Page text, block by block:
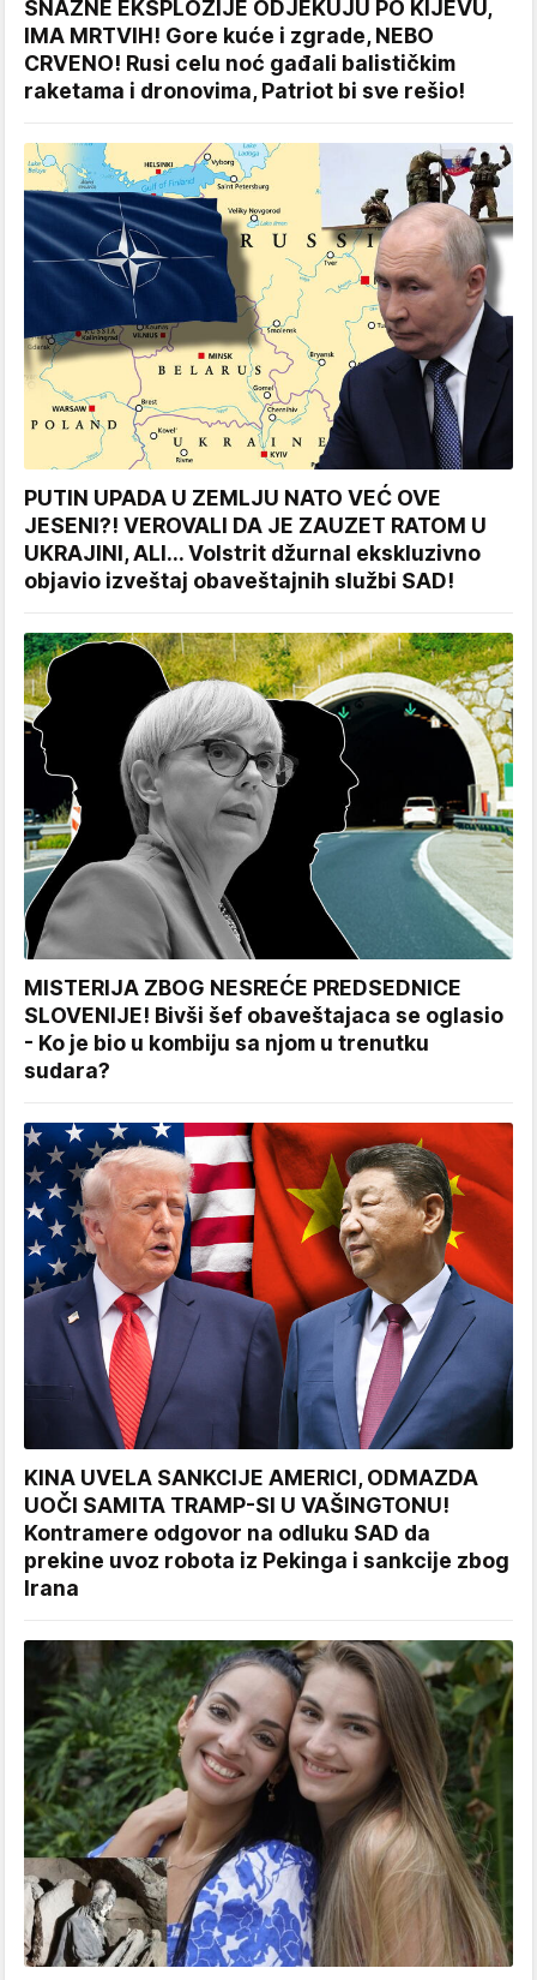
SNAŽNE EKSPLOZIJE ODJEKUJU PO KIJEVU,
IMA MRTVIH! Gore kuće i zgrade, NEBO
CRVENO! Rusi celu noć gađali balističkim
raketama i dronovima, Patriot bi sve rešio!
PUTIN UPADA U ZEMLJU NATO VEĆ OVE
JESENI?! VEROVALI DA JE ZAUZET RATOM U
UKRAJINI, ALI... Volstrit džurnal ekskluzivno
objavio izveštaj obaveštajnih službi SAD!
MISTERIJA ZBOG NESREĆE PREDSEDNICE
SLOVENIJE! Bivši šef obaveštajaca se oglasio
- Ko je bio u kombiju sa njom u trenutku
sudara?
KINA UVELA SANKCIJE AMERICI, ODMAZDA
UOČI SAMITA TRAMP-SI U VAŠINGTONU!
Kontramere odgovor na odluku SAD da
prekine uvoz robota iz Pekinga i sankcije zbog
Irana